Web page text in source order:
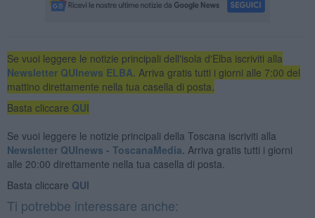
Se vuoi leggere le notizie principali dell'isola d'Elba iscriviti alla
Newsletter QUInews ELBA. Arriva gratis tutti i giorni alle 7:00 del
mattino direttamente nella tua casella di posta.
Basta cliccare QUI
Se vuoi leggere le notizie principali della Toscana iscriviti alla
Newsletter QUInews - ToscanaMedia. Arriva gratis tutti i giorni
alle 20:00 direttamente nella tua casella di posta.
Basta cliccare QUI
Ti potrebbe interessare anche: